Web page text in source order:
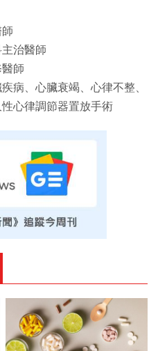
治醫師
師
病、心臟衰竭、心律不整、
心律調節器置放手術